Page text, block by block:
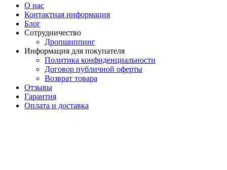
О нас
Контактная информация
Блог
Сотрудничество
Дропшиппинг
Информация для покупателя
Политика конфиденциальности
Договор публичной оферты
Возврат товара
Отзывы
Гарантия
Оплата и доставка